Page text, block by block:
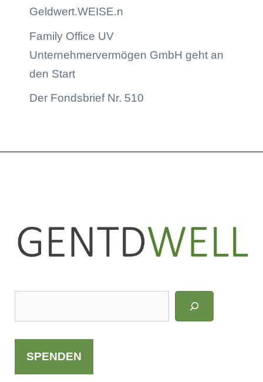
Geldwert.WEISE.n
Family Office UV
Unternehmervermögen GmbH geht an
den Start
Der Fondsbrief Nr. 510
u
c
e
SPENDEN